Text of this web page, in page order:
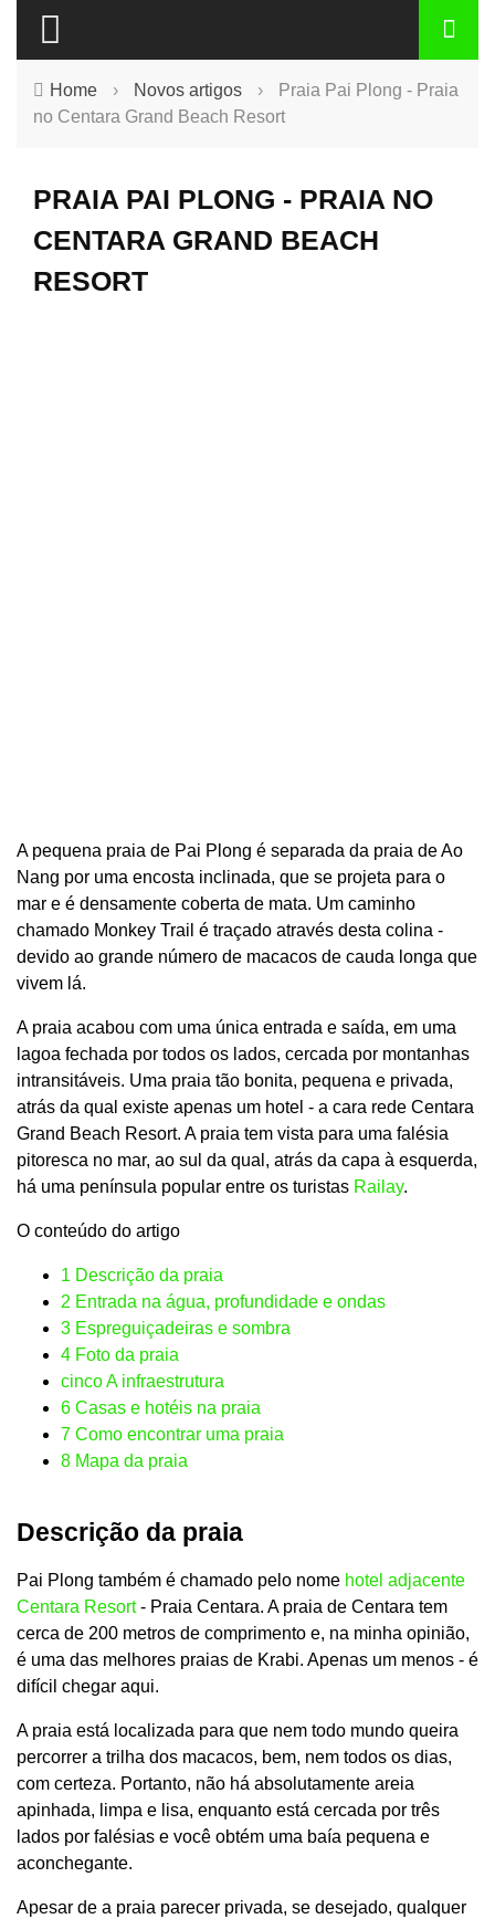
Home › Novos artigos ›
Praia Pai Plong - Praia
no Centara Grand Beach Resort
PRAIA PAI PLONG - PRAIA NO
CENTARA GRAND BEACH
RESORT
A pequena praia de Pai Plong é separada da praia de Ao
Nang por uma encosta inclinada, que se projeta para o
mar e é densamente coberta de mata. Um caminho
chamado Monkey Trail é traçado através desta colina -
devido ao grande número de macacos de cauda longa que
vivem lá.
A praia acabou com uma única entrada e saída, em uma
lagoa fechada por todos os lados, cercada por montanhas
intransitáveis. Uma praia tão bonita, pequena e privada,
atrás da qual existe apenas um hotel - a cara rede Centara
Grand Beach Resort. A praia tem vista para uma falésia
pitoresca no mar, ao sul da qual, atrás da capa à esquerda,
há uma península popular entre os turistas Railay.
O conteúdo do artigo
1 Descrição da praia
2 Entrada na água, profundidade e ondas
3 Espreguiçadeiras e sombra
4 Foto da praia
cincoA infraestrutura
6 Casas e hotéis na praia
7 Como encontrar uma praia
8 Mapa da praia
Descrição da praia
Pai Plong também é chamado pelo nome hotel adjacente
Centara Resort- Praia Centara. A praia de Centara tem
cerca de 200 metros de comprimento e, na minha opinião,
é uma das melhores praias de Krabi. Apenas um menos - é
difícil chegar aqui.
A praia está localizada para que nem todo mundo queira
percorrer a trilha dos macacos, bem, nem todos os dias,
com certeza. Portanto, não há absolutamente areia
apinhada, limpa e lisa, enquanto está cercada por três
lados por falésias e você obtém uma baía pequena e
aconchegante.
Apesar de a praia parecer privada, se desejado, qualquer